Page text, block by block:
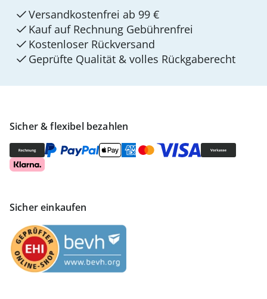
Sicher & flexibel bezahlen
Sicher einkaufen
Versandkostenfrei ab 99 €
Kauf auf Rechnung Gebührenfrei
Kostenloser Rückversand
Geprüfte Qualität & volles Rückgaberecht